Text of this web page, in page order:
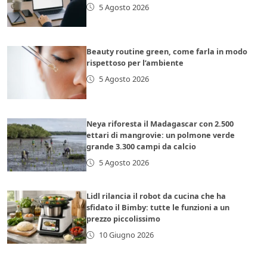
5 Agosto 2026
Beauty routine green, come farla in modo
rispettoso per l’ambiente
5 Agosto 2026
Neya riforesta il Madagascar con 2.500
ettari di mangrovie: un polmone verde
grande 3.300 campi da calcio
5 Agosto 2026
Lidl rilancia il robot da cucina che ha
sfidato il Bimby: tutte le funzioni a un
prezzo piccolissimo
10 Giugno 2026